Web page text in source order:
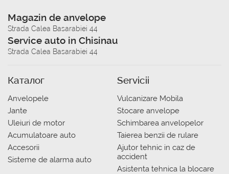
Magazin de anvelope
Strada Calea Basarabiei 44
Service auto in Chisinau
Strada Calea Basarabiei 44
Каталог
Anvelopele
Jante
Uleiuri de motor
Acumulatoare auto
Accesorii
Sisteme de alarma auto
Servicii
Vulcanizare Mobila
Stocare anvelope
Schimbarea anvelopelor
Taierea benzii de rulare
Ajutor tehnic in caz de
accident
Asistenta tehnica la blocare